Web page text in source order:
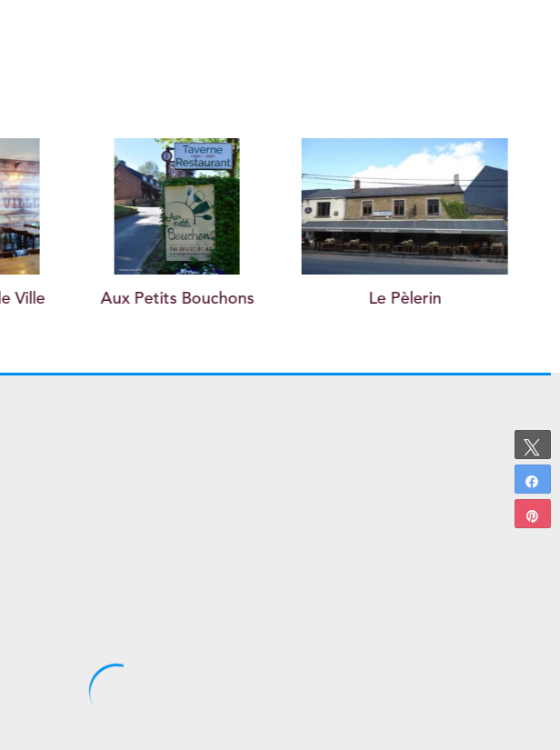
Le Pèlerin Le Cappuccino 1971